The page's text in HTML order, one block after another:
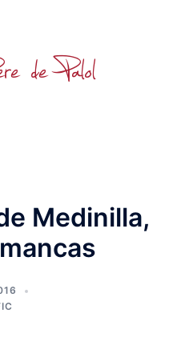
Medinilla,